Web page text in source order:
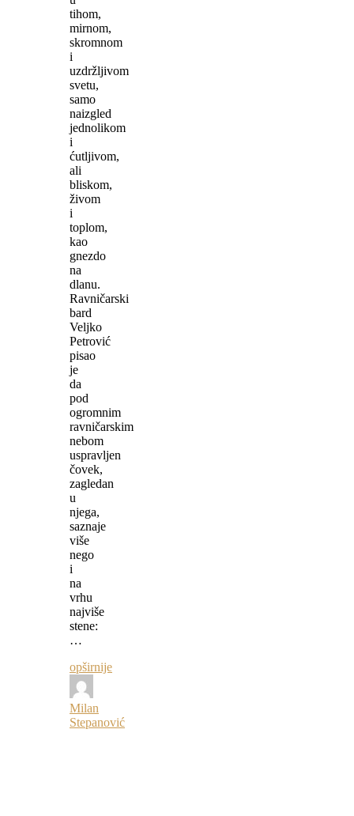
tihom,
mirnom,
skromnom
i
uzdržljivom
svetu,
samo
naizgled
jednolikom
i
ćutljivom,
ali
bliskom,
živom
i
toplom,
kao
gnezdo
na
dlanu.
Ravničarski
bard
Veljko
Petrović
pisao
je
da
pod
ogromnim
ravničarskim
nebom
uspravljen
čovek,
zagledan
u
njega,
saznaje
više
nego
i
na
vrhu
najviše
stene:
…
opširnije
Milan
Stepanović